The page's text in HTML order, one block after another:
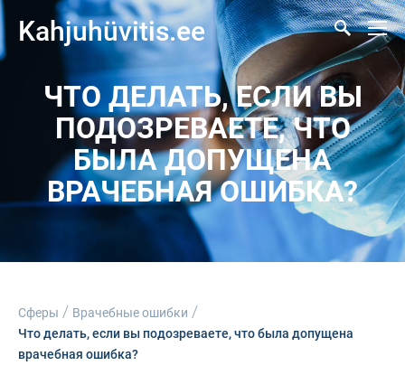
Kahjuhüvitis.ee
ЧТО ДЕЛАТЬ, ЕСЛИ ВЫ
ПОДОЗРЕВАЕТЕ, ЧТО
БЫЛА ДОПУЩЕНА
ВРАЧЕБНАЯ ОШИБКА?
Сферы / Врачебные ошибки /
Что делать, если вы подозреваете, что была допущена
врачебная ошибка?